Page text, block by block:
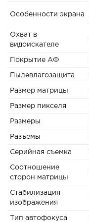
Особенности экрана
Охват в
видоискателе
Покрытие АФ
Пылевлагозащита
Размер матрицы
Размер пикселя
Размеры
Разъемы
Серийная съемка
Соотношение
сторон матрицы
Стабилизация
изображения
Тип автофокуса